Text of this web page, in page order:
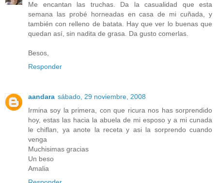
Me encantan las truchas. Da la casualidad que esta
semana las probé horneadas en casa de mi cuñada, y
también con relleno de batata. Hay que ver lo buenas que
quedan así, sin nadita de grasa. Da gusto comerlas.
Besos,
Responder
aandara sábado, 29 noviembre, 2008
Irmina soy la primera, con que ricura nos has sorprendido
hoy, estas las hacia la abuela de mi esposo y a mi cunada
le chiflan, ya anote la receta y asi la sorprendo cuando
venga
Muchisimas gracias
Un beso
Amalia